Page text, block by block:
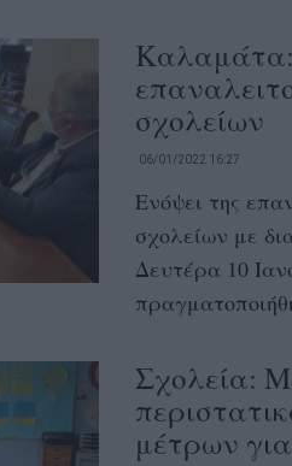
Καλαμάτα:
σχολείων
06/01/2022 16:27
Ενόψει της
σχολείων με
Δευτέρα 10
Σχολεία:
μέτρων